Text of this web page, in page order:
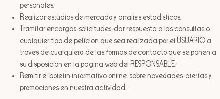
personales.
Realizar estudios de mercado y análisis estadísticos.
Tramitar encargos, solicitudes, dar respuesta a las consultas o
cualquier tipo de petición que sea realizada por el USUARIO a
través de cualquiera de las formas de contacto que se ponen a
su disposición en la página web del RESPONSABLE.
Remitir el boletín informativo online, sobre novedades, ofertas y
promociones en nuestra actividad.